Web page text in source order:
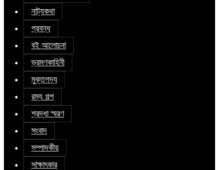
নাট্যকথা
প্রবন্ধ
বই আলোচনা
ভ্রমণকাহিনী
মুক্তগদ্য
রম্য গল্প
শ্রদ্ধা স্মরণ
সংবাদ
সম্পাদকীয়
সাক্ষাৎকার